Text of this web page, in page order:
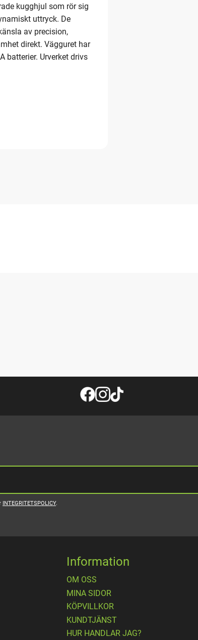
kugghjul som rör sig
uttryck. De
av precision,
direkt. Vägguret har
batterier. Urverket drivs
INTEGRITETSPOLICY.
Information
OM OSS
MINA SIDOR
KÖPVILLKOR
KUNDTJÄNST
HUR HANDLAR JAG?